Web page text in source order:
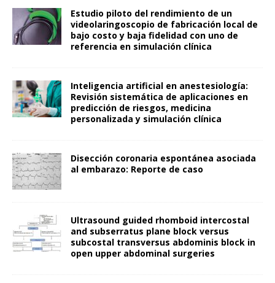
Estudio piloto del rendimiento de un
videolaringoscopio de fabricación local de
bajo costo y baja fidelidad con uno de
referencia en simulación clínica
Inteligencia artificial en anestesiología:
Revisión sistemática de aplicaciones en
predicción de riesgos, medicina
personalizada y simulación clínica
Disección coronaria espontánea asociada
al embarazo: Reporte de caso
Ultrasound guided rhomboid intercostal
and subserratus plane block versus
subcostal transversus abdominis block in
open upper abdominal surgeries